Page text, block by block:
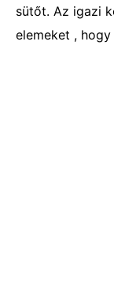
sütőt. Az igazi
elemeket ,